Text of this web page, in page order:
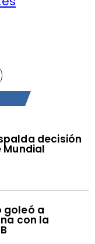
decisión
goleó a
con la